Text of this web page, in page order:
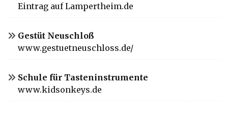
Eintrag auf Lampertheim.de
Gestüt Neuschloß
www.gestuetneuschloss.de/
Schule für Tasteninstrumente
www.kidsonkeys.de